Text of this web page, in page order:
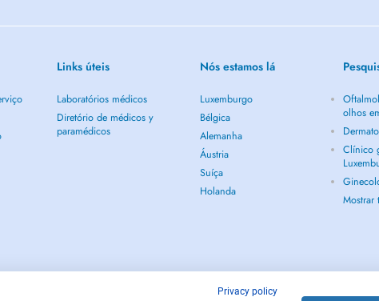
Links úteis
Laboratórios médicos
Diretório de médicos y
paramédicos
Nós estamos lá
Luxemburgo
Bélgica
Alemanha
Áustria
Suíça
Holanda
olhos
Clínico
Privacy policy